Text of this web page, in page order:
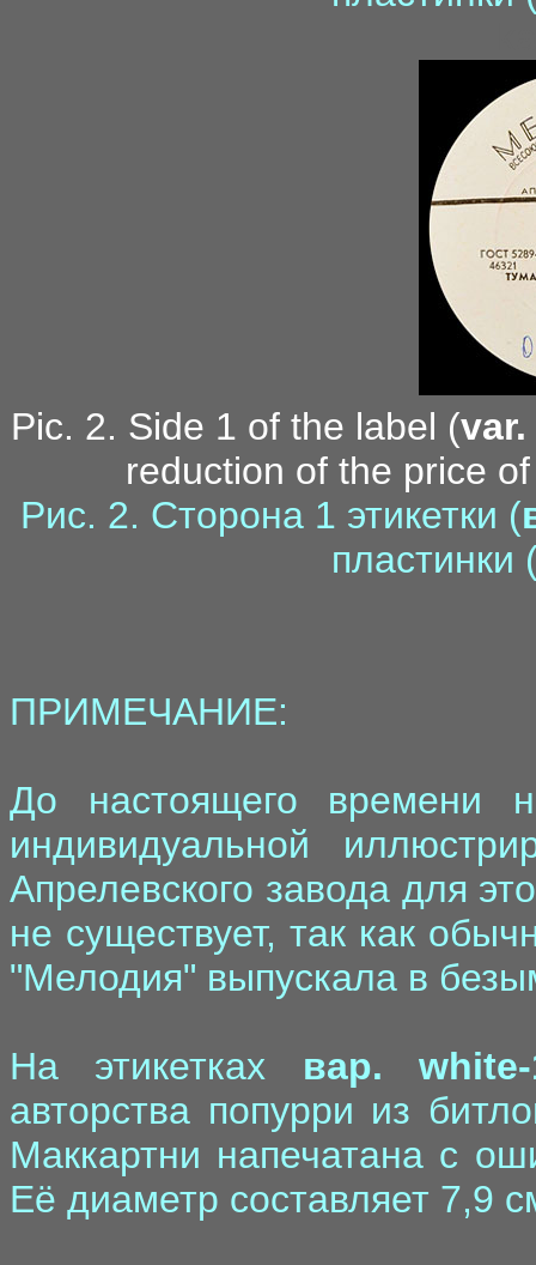
Pic. 2. Side 1 of the label (
reduction of the price
Рис. 2. Сторона 1 этикетки (
пластинки
ПРИМЕЧАНИЕ:
До настоящего времени
индивидуальной
Апрелевского завода для
не существует, так как
"Мелодия" выпускала в
На этикетках вар. white-
авторства попурри из
Маккартни напечатана с
Её диаметр составляет 7,9